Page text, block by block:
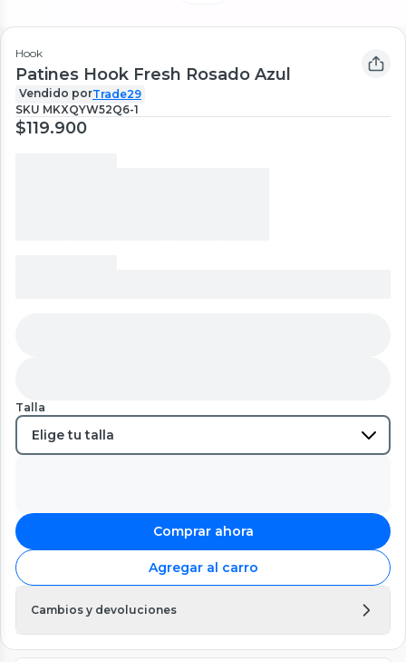
Hook
Patines Hook Fresh Rosado Azul
Vendido porTrade29
SKU MKXQYW52Q6-1
$119.900
Talla
Comprar ahora
Agregar al carro
Cambios y devoluciones